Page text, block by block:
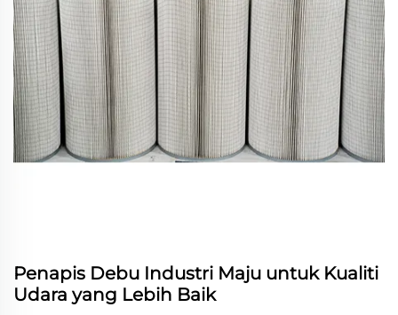
Penapis Debu Industri Maju untuk Kualiti
Udara yang Lebih Baik